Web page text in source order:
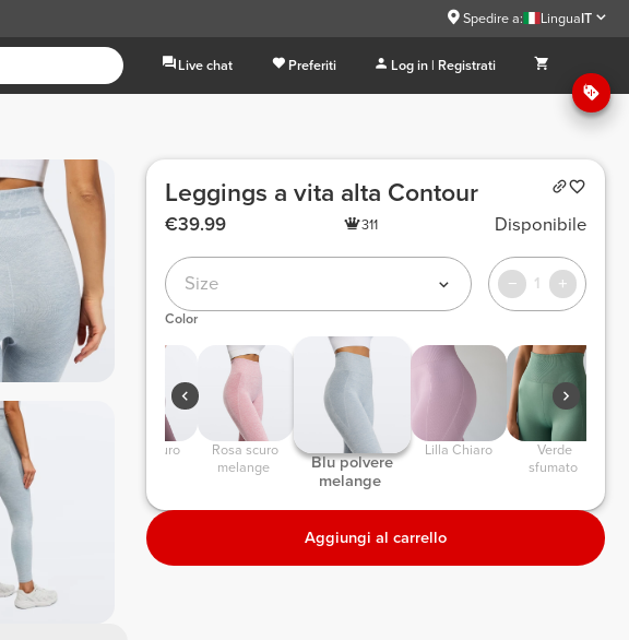
Spedire a: LinguaIT
Live chat Preferiti Log in | Registrati
Leggings a vita alta Contour
€39.99 311 Disponibile
Size 1
Color
melange
Lilla Scuro
melange
Blu polvere
melange
Lilla Chiaro
Verde
sfumato
Aggiungi al carrello